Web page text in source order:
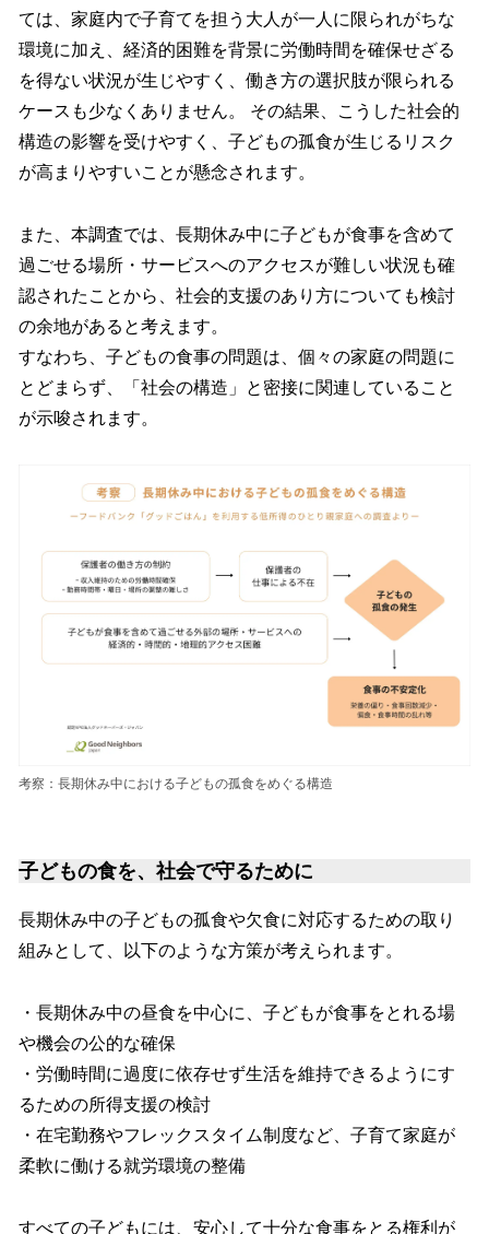
ては、家庭内で子育てを担う大人が一人に限られがちな
環境に加え、経済的困難を背景に労働時間を確保せざる
を得ない状況が生じやすく、働き方の選択肢が限られる
ケースも少なくありません。 その結果、こうした社会的
構造の影響を受けやすく、子どもの孤食が生じるリスク
が高まりやすいことが懸念されます。
また、本調査では、長期休み中に子どもが食事を含めて
過ごせる場所・サービスへのアクセスが難しい状況も確
認されたことから、社会的支援のあり方についても検討
の余地があると考えます。
すなわち、子どもの食事の問題は、個々の家庭の問題に
とどまらず、「社会の構造」と密接に関連していること
が示唆されます。
考察：長期休み中における子どもの孤食をめぐる構造
子どもの食を、社会で守るために
長期休み中の子どもの孤食や欠食に対応するための取り
組みとして、以下のような方策が考えられます。
・長期休み中の昼食を中心に、子どもが食事をとれる場
や機会の公的な確保
・労働時間に過度に依存せず生活を維持できるようにす
るための所得支援の検討
・在宅勤務やフレックスタイム制度など、子育て家庭が
柔軟に働ける就労環境の整備
すべての子どもには、安心して十分な食事をとる権利が